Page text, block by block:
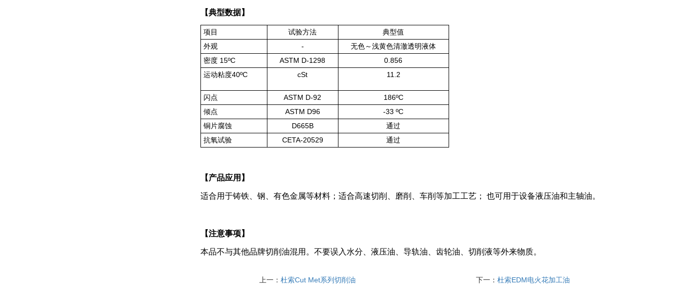
【典型数据】
项目 试验方法
典型值
外观
-
无色～浅黄色清澈透明液体
密度15ºC ASTM D-1298 0.856
运动粘度40ºC cSt 11.2
闪点 ASTM D-92 186ºC
倾点 ASTM D96 -33 ºC
铜片腐蚀 D665B
通过
抗氧试验
CETA-20529 通过
【产品应用】
适合用于铸铁、钢、有色金属等材料；适合高速切削、磨削、车削等加工工艺； 也可用于设备液压油和主轴油。
【注意事项】
本品不与其他品牌切削油混用。不要误入水分、液压油、导轨油、齿轮油、切削液等外来物质。
上一：杜索Cut Met系列切削油 下一： 杜索EDM电火花加工油